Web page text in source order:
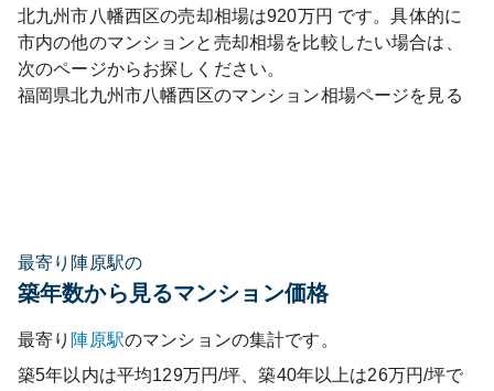
北九州市八幡西区の売却相場は920万円 です。具体的に
市内の他のマンションと売却相場を比較したい場合は、
次のページからお探しください。
福岡県北九州市八幡西区のマンション相場ページを見る
最寄り陣原駅の
築年数から見るマンション価格
最寄り 陣原駅のマンションの集計です。
築5年以内は平均129万円/坪、築40年以上は26万円/坪で